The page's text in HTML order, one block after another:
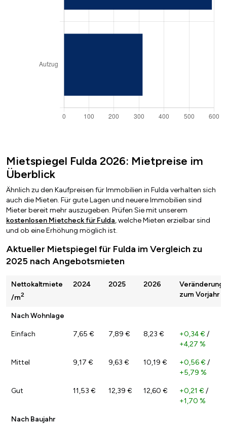
Mietspiegel Fulda 2026: Mietpreise im
Überblick
Ähnlich zu den Kaufpreisen für Immobilien in Fulda verhalten sich
auch die Mieten. Für gute Lagen und neuere Immobilien sind
Mieter bereit mehr auszugeben. Prüfen Sie mit unserem
kostenlosen Mietcheck für Fulda, welche Mieten erzielbar sind
und ob eine Erhöhung möglich ist.
Aktueller Mietspiegel für Fulda im Vergleich zu
2025 nach Angebotsmieten
Nettokaltmiete
/m2
2024 2025 2026
Veränderung
zum Vorjahr
Nach Wohnlage
Einfach 7,65 € 7,89 € 8,23 € +0,34 € /
+4,27 %
Mittel 9,17 € 9,63 € 10,19 € +0,56 € /
+5,79 %
Gut 11,53 € 12,39 € 12,60 € +0,21 € /
+1,70 %
Nach Baujahr